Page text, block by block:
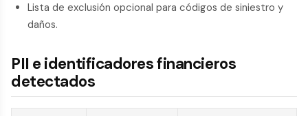
Lista de exclusión opcional para códigos de siniestro y
daños.
PII e identificadores financieros
detectados